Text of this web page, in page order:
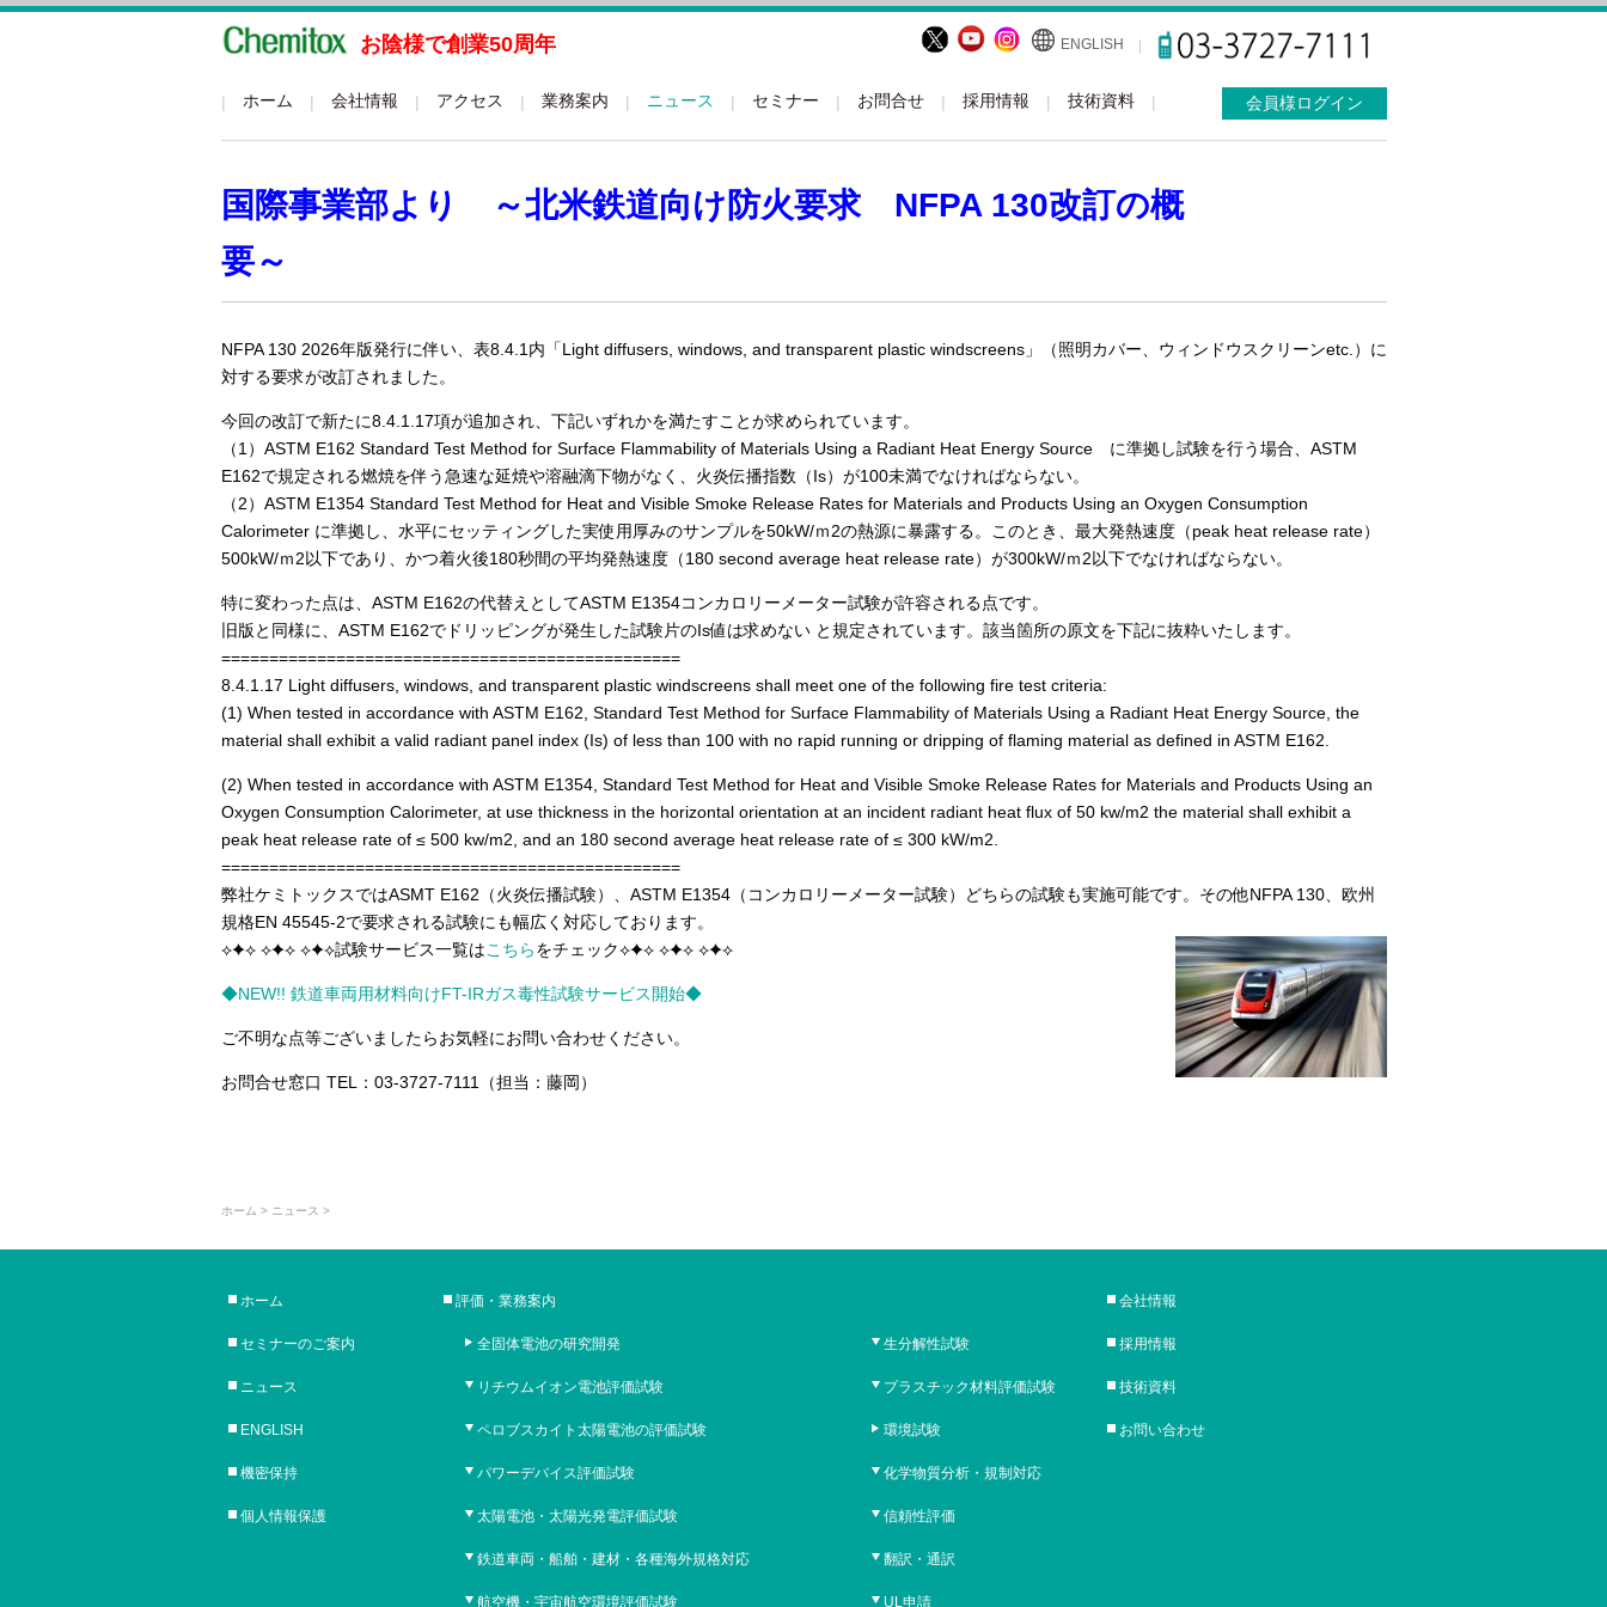
お陰様で創業50周年 ENGLISH
グローバルメニュー
ホーム 会社情報 アクセス 業務案内 ニュース セミナー お問合せ 採用情報 技術資料 会員様ログイン
国際事業部より ～北米鉄道向け防火要求 NFPA 130改訂の概
要～
NFPA 130 2026年版発行に伴い、表8.4.1内「Light diffusers, windows, and transparent plastic windscreens」（照明カバー、ウィンドウスクリーンetc.）に
対する要求が改訂されました。
今回の改訂で新たに8.4.1.17項が追加され、下記いずれかを満たすことが求められています。
（1）ASTM E162 Standard Test Method for Surface Flammability of Materials Using a Radiant Heat Energy Source に準拠し試験を行う場合、ASTM
E162で規定される燃焼を伴う急速な延焼や溶融滴下物がなく、火炎伝播指数（Is）が100未満でなければならない。
（2）ASTM E1354 Standard Test Method for Heat and Visible Smoke Release Rates for Materials and Products Using an Oxygen Consumption
Calorimeter に準拠し、水平にセッティングした実使用厚みのサンプルを50kW/ｍ2の熱源に暴露する。このとき、最大発熱速度（peak heat release rate）
500kW/ｍ2以下であり、かつ着火後180秒間の平均発熱速度（180 second average heat release rate）が300kW/ｍ2以下でなければならない。
特に変わった点は、ASTM E162の代替えとしてASTM E1354コンカロリーメーター試験が許容される点です。
旧版と同様に、ASTM E162でドリッピングが発生した試験片のIs値は求めない と規定されています。該当箇所の原文を下記に抜粋いたします。
================================================
8.4.1.17 Light diffusers, windows, and transparent plastic windscreens shall meet one of the following fire test criteria:
(1) When tested in accordance with ASTM E162, Standard Test Method for Surface Flammability of Materials Using a Radiant Heat Energy Source, the
material shall exhibit a valid radiant panel index (Is) of less than 100 with no rapid running or dripping of flaming material as defined in ASTM E162.
(2) When tested in accordance with ASTM E1354, Standard Test Method for Heat and Visible Smoke Release Rates for Materials and Products Using an
Oxygen Consumption Calorimeter, at use thickness in the horizontal orientation at an incident radiant heat flux of 50 kw/m2 the material shall exhibit a
peak heat release rate of ≤ 500 kw/m2, and an 180 second average heat release rate of ≤ 300 kW/m2.
================================================
弊社ケミトックスではASMT E162（火炎伝播試験）、ASTM E1354（コンカロリーメーター試験）どちらの試験も実施可能です。その他NFPA 130、欧州
規格EN 45545-2で要求される試験にも幅広く対応しております。
⟡✦⟡ ⟡✦⟡ ⟡✦⟡試験サービス一覧はこちらをチェック⟡✦⟡ ⟡✦⟡ ⟡✦⟡
◆NEW!! 鉄道車両用材料向けFT-IRガス毒性試験サービス開始◆
ご不明な点等ございましたらお気軽にお問い合わせください。
お問合せ窓口 TEL：03-3727-7111（担当：藤岡）
ホーム > ニュース >
ホーム
セミナーのご案内
ニュース
ENGLISH
機密保持
個人情報保護
評価・業務案内
全固体電池の研究開発
リチウムイオン電池評価試験
ペロブスカイト太陽電池の評価試験
パワーデバイス評価試験
太陽電池・太陽光発電評価試験
鉄道車両・船舶・建材・各種海外規格対応
航空機・宇宙航空環境評価試験
生分解性試験
プラスチック材料評価試験
環境試験
化学物質分析・規制対応
信頼性評価
翻訳・通訳
UL申請
会社情報
採用情報
技術資料
お問い合わせ